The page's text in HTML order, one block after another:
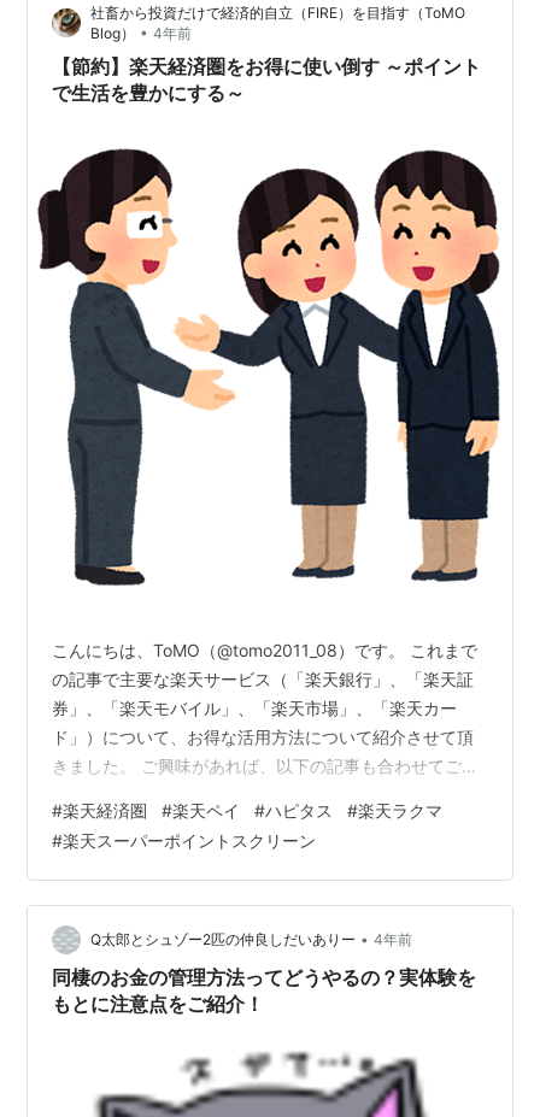
1日5,6ポイント…
社畜から投資だけで経済的自立（FIRE）を目指す（ToMO
Blog）
• 4年前
【節約】楽天経済圏をお得に使い倒す ～ポイント
で生活を豊かにする～
こんにちは、ToMO（@tomo2011_08）です。 これまで
の記事で主要な楽天サービス（「楽天銀行」、「楽天証
券」、「楽天モバイル」、「楽天市場」、「楽天カー
ド」）について、お得な活用方法について紹介させて頂
きました。 ご興味があれば、以下の記事も合わせてご覧
tomokutchi.hatenablog.com
tomokutchi.hatenablog.com しかし、楽天経済圏の活用
方法は、他にもまだあります。 本日は、まだ紹介してい
ない楽天経済圏の活用方法について書きたいと思いま
す。 楽天経済圏のお得な活用方法に興味がある…
#楽天経済圏 #楽天ペイ #ハピタス #楽天ラクマ
#楽天スーパーポイントスクリーン
Q太郎とシュゾー2匹の仲良しだいありー • 4年前
同棲のお金の管理方法ってどうやるの？実体験を
もとに注意点をご紹介！